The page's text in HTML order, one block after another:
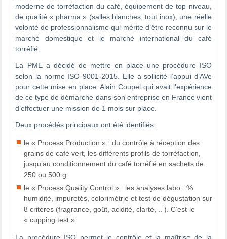
moderne de torréfaction du café, équipement de top niveau,
de qualité « pharma » (salles blanches, tout inox), une réelle
volonté de professionnalisme qui mérite d’être reconnu sur le
marché domestique et le marché international du café
torréfié.
La PME a décidé de mettre en place une procédure ISO
selon la norme ISO 9001-2015. Elle a sollicité l’appui d’AVe
pour cette mise en place. Alain Coupel qui avait l’expérience
de ce type de démarche dans son entreprise en France vient
d’effectuer une mission de 1 mois sur place.
Deux procédés principaux ont été identifiés :
le « Process Production » : du contrôle à réception des
grains de café vert, les différents profils de torréfaction,
jusqu’au conditionnement du café torréfié en sachets de
250 ou 500 g.
le « Process Quality Control » : les analyses labo : %
humidité, impuretés, colorimétrie et test de dégustation sur
8 critères (fragrance, goût, acidité, clarté, .. ). C’est le
« cupping test ».
La procédure ISO permet le contrôle et la maîtrise de la